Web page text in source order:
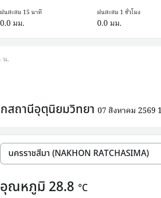
ฝนสะสม 15 นาที
0.0มม.
ฝนสะสม 1 ชั่วโมง
0.0มม.
น.
สถานีอุตุนิยมวิทยา 07 สิงหาคม 2569
อุณหภูมิ 28.8 °C